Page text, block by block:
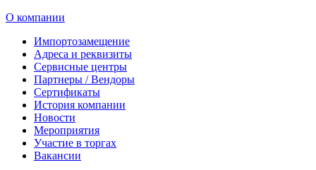
О компании
Импортозамещение
Адреса и реквизиты
Сервисные центры
Партнеры / Вендоры
Сертификаты
История компании
Новости
Мероприятия
Участие в торгах
Вакансии